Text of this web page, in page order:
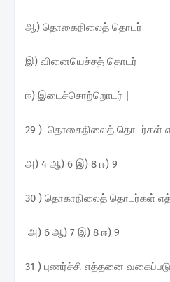
ஆ) தொகைநிலைத் தொடர்
இ) வினையெச்சத் தொடர்
ஈ) இடைச்சொற்றொடர் |
29 ) தொகைநிலைத் தொடர்கள்
அ) 4 ஆ) 6 இ) 8 ஈ) 9
30 ) தொகாநிலைத் தொடர்கள்
அ) 6 ஆ) 7 இ) 8 ஈ) 9
31 ) புணர்ச்சி எத்தனை